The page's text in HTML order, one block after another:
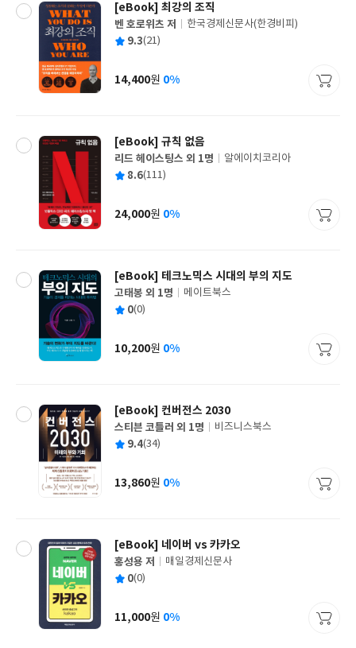
[eBook] 최강의 조직
글
쓴
벤 호로위츠 저
출
사
한국경제신문사(한경비피)
평 9.3(21)
가
14,400원 0%
[eBook] 규칙 없음
글
쓴
리드 헤이스팅스 외 1명
출
사
알에이치코리아
평 8.6(111)
가
24,000원 0%
[eBook] 테크노믹스 시대의 부의 지도
글
쓴
고태봉 외 1명
출
사
메이트북스
평 0(0)
가
10,200원 0%
[eBook] 컨버전스 2030
글
쓴
스티븐 코틀러 외 1명
출
사
비즈니스북스
평 9.4(34)
가
13,860원 0%
[eBook] 네이버 vs 카카오
글
쓴
홍성용 저
출
사
매일경제신문사
평 0(0)
가
11,000원 0%